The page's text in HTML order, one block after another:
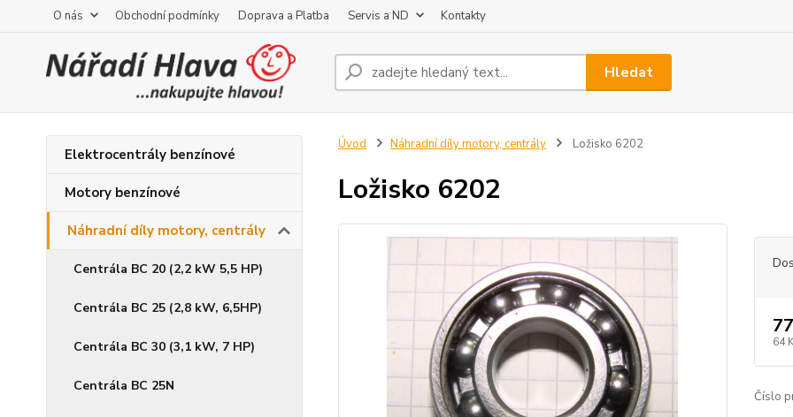
O nás Obchodní podmínky Doprava a Platba Servis a ND Kontakty
Hledat
Elektrocentrály benzínové
Motory benzínové
Náhradní díly motory, centrály
Centrála BC 20 (2,2 kW 5,5 HP)
Centrála BC 25 (2,8 kW, 6,5HP)
Centrála BC 30 (3,1 kW, 7 HP)
Centrála BC 25N
Úvod Náhradní díly motory, centrály Ložisko 6202
Ložisko 6202
64
Číslo